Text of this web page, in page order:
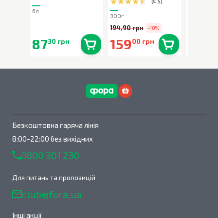
6л
8730 грн
300г
194,90 грн -18%
15900 грн
Безкоштовна гаряча лінія
8:00-22:00 без вихідних
0800 301 230
Для питань та пропозицій
club@fora.ua
Інші акції